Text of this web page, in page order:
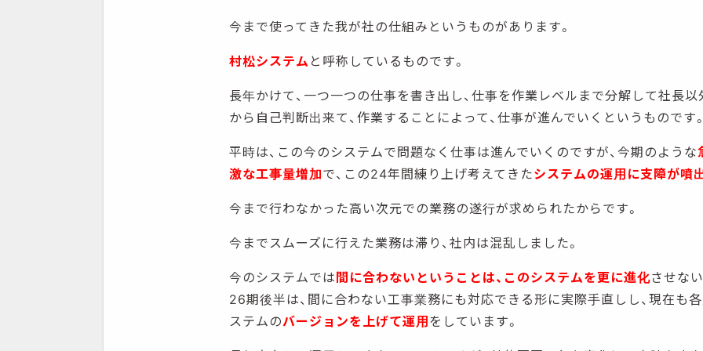
今まで使ってきた我が社の仕組みというものがあります。
村松システム と呼称しているものです。
長年かけて、一つ一つの仕事を書き出し、仕事を作業レベルまで分解して社長以
から自己判断出来て、作業することによって、仕事が進んでいくというものです
平時は、この今のシステムで問題なく仕事は進んでいくのですが、今期のような
激な工事量増加で、この24年間練り上げ考えてきたシステムの運用に支障が噴
今まで行わなかった高い次元での業務の遂行が求められたからです。
今までスムーズに行えた業務は滞り、社内は混乱しました。
今のシステムでは間に合わないということは、このシステムを更に進化させな
26期後半は、間に合わない工事業務にも対応できる形に実際手直しし、現在も
ステムのバージョンを上げて運用をしています。